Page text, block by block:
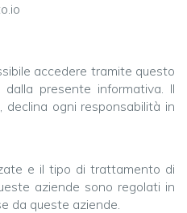
accedere tramite questo
presente informativa. Il
declina ogni responsabilità in
e il tipo di trattamento di
aziende sono regolati in
da queste aziende.